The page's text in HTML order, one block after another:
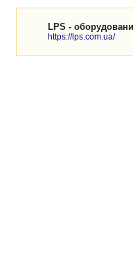
LPS -
https://lps.com.ua/